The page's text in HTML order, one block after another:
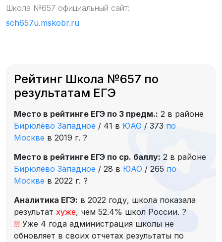
Школа №657 официальный сайт:
sch657u.mskobr.ru
Рейтинг Школа №657 по
результатам ЕГЭ
Место в рейтинге ЕГЭ по 3 предм.: 2 в районе
Бирюлёво Западное / 41 в ЮАО / 373 по
Москве в 2019 г. ?
Место в рейтинге ЕГЭ по ср. баллу: 2 в районе
Бирюлёво Западное / 28 в ЮАО / 265 по
Москве в 2022 г. ?
Аналитика ЕГЭ: в 2022 году, школа показала
результат хуже, чем 52.4% школ России. ?
!!! Уже 4 года администрация школы не
обновляет в своих отчетах результаты по